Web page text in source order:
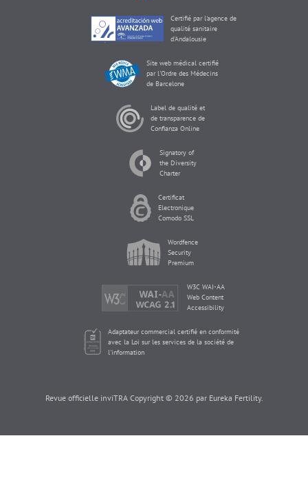
Certifié par l'agence de
qualité sanitaire
d'Andalousie
Site web médical certifié
par l'Ordre des Médecins
de Barcelone
Label de qualité et
de transparence de
Confianza Online
Signatory of
the Diversity
Charter
Certificat
Electronique
Comodo SSL
Wordfence
Security
Premium
W3C WAI-AA
Web Content
Accessibility
Adaptateur commercial certifié en conformité
avec la Loi sur les services de la société de
l'information
Revue officielle inviTRA Copyright © 2026 par Eureka Fertility.